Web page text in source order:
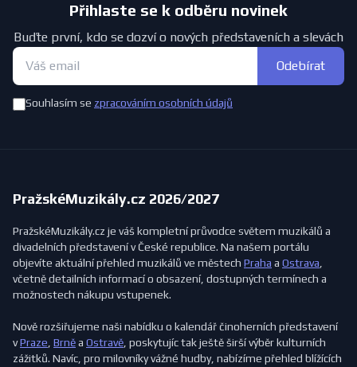
Přihlaste se k odběru novinek
Buďte první, kdo se dozví o nových představeních a slevách
Odebírat
Souhlasím se zpracováním osobních údajů
PražskéMuzikály.cz 2026/2027
PražskéMuzikály.cz je váš kompletní průvodce světem muzikálů a
divadelních představení v České republice. Na našem portálu
objevíte aktuální přehled muzikálů ve městech Praha a Ostrava,
včetně detailních informací o obsazení, dostupných termínech a
možnostech nákupu vstupenek.
Nově rozšiřujeme naši nabídku o kalendář činoherních představení
vPraze, Brněa Ostravě, poskytujíc tak ještě širší výběr kulturních
zážitků. Navíc, pro milovníky vážné hudby, nabízíme přehled blížících